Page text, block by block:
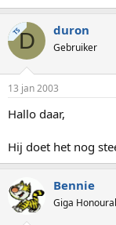
TSD duron
Gebruiker
13 jan 2003
Hallo daar,
Hij doet het nog
Bennie
Giga